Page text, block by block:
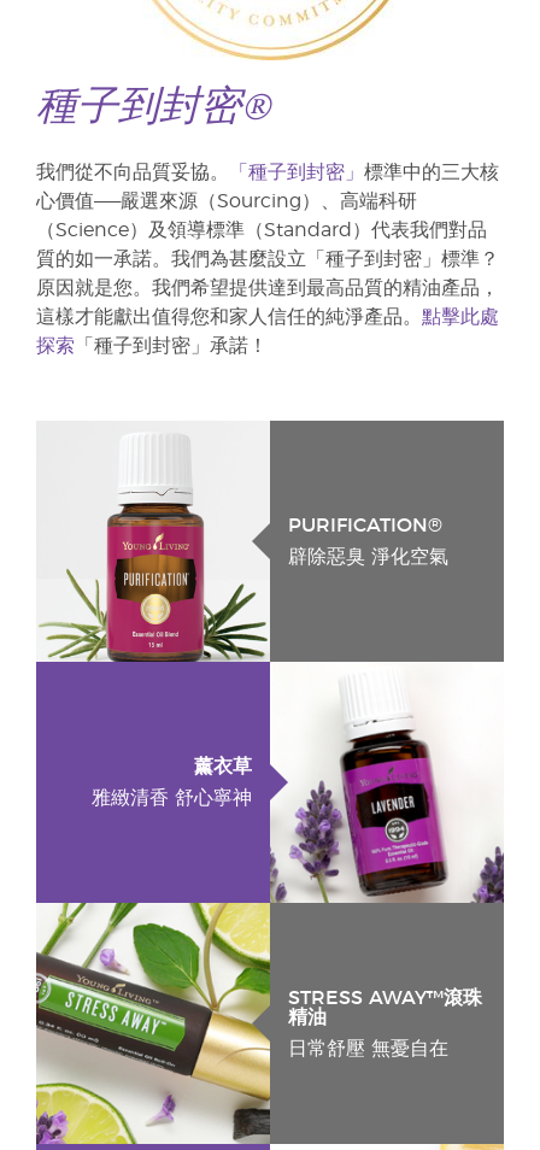
種子到封密®
我們從不向品質妥協。 「種子到封密」 標準中的三大核
心價值——嚴選來源（Sourcing）、高端科研
（Science）及領導標準（Standard）代表我們對品
質的如一承諾。我們為甚麼設立「種子到封密」標準？
原因就是您。我們希望提供達到最高品質的精油產品，
這樣才能獻出值得您和家人信任的純淨產品。 點擊此處
探索 「種子到封密」承諾！
PURIFICATION®
辟除惡臭 淨化空氣
薰衣草
雅緻清香 舒心寧神
STRESS AWAY™滾珠
精油
日常舒壓 無憂自在